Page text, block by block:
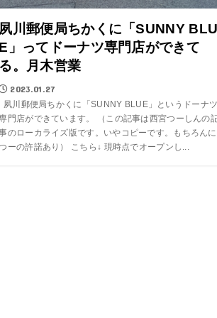
夙川郵便局ちかくに「SUNNY BLU
E」ってドーナツ専門店ができて
る。月木営業
2023.01.27
夙川郵便局ちかくに「SUNNY BLUE」というドーナツ
門店ができています。 （この記事は西宮つーしんの
のローカライズ版です。いやコピーです。もちろんに
ーの許諾あり） こちら↓ 現時点でオープンし...